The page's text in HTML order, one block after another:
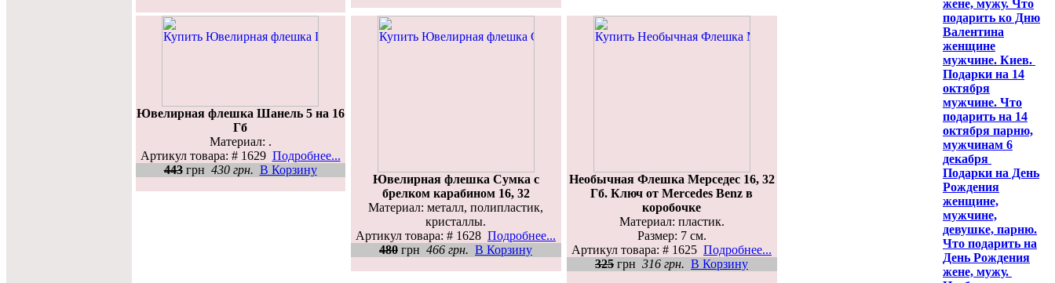
Ювелирная флешка Шанель 5 на 16
Гб
Материал: .
Артикул товара: # 1629 Подробнее...
443грн 430 грн. В Корзину
Ювелирная флешка Сумка с
брелком карабином 16, 32
Материал: металл, полипластик,
кристаллы.
Артикул товара: # 1628 Подробнее...
480 грн 466 грн. В Корзину
Необычная Флешка Мерседес 16, 32
Гб. Ключ от Mercedes Benz в
коробочке
Материал: пластик.
Размер: 7 см.
Артикул товара: # 1625 Подробнее...
325 грн 316 грн. В Корзину
жене, мужу. Что
подарить ко Дню
Валентина
женщине
мужчине. Киев.
Подарки на 14
октября
мужчине. Что
подарить на 14
октября парню,
мужчинам 6
декабря
Подарки на День
Рождения
женщине,
мужчине,
девушке, парню.
Что подарить на
День Рождения
жене, мужу.